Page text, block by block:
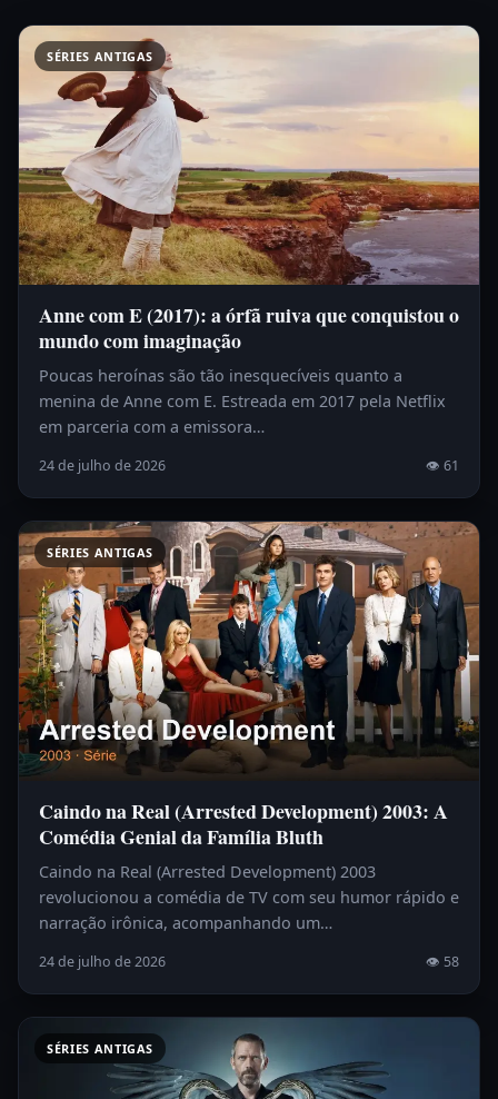
SÉRIES ANTIGAS
Anne com E (2017): a órfã ruiva que conquistou o
mundo com imaginação
Poucas heroínas são tão inesquecíveis quanto a
menina de Anne com E. Estreada em 2017 pela Netflix
em parceria com a emissora…
24 de julho de 2026 👁 61
SÉRIES ANTIGAS
Caindo na Real (Arrested Development) 2003: A
Comédia Genial da Família Bluth
Caindo na Real (Arrested Development) 2003
revolucionou a comédia de TV com seu humor rápido e
narração irônica, acompanhando um…
24 de julho de 2026 👁 58
SÉRIES ANTIGAS